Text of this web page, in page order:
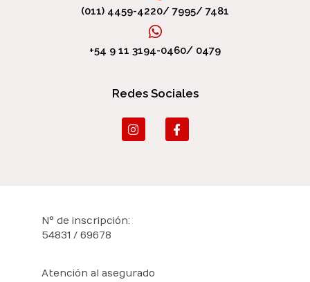
(011) 4459-4220/ 7995/ 7481
+54 9 11 3194-0460/ 0479
Redes Sociales
N° de inscripción:
54831 / 69678
Atención al asegurado